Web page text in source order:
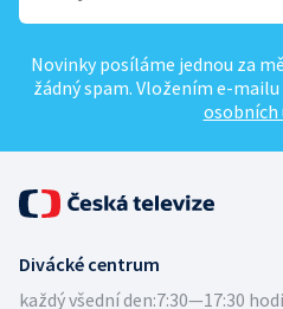
Novinky posíláme jednou za
žádný spam. Vložením e-
osobních